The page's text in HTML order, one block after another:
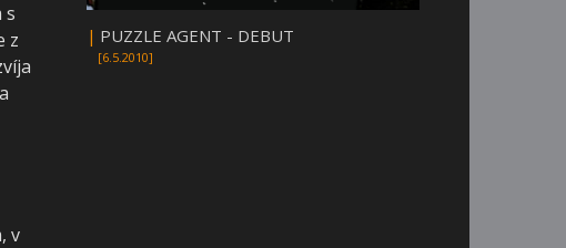
s
z
v
| PUZZLE AGENT - DEBUT
[6.5.2010]